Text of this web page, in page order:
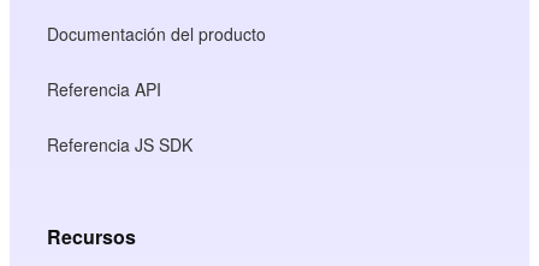
Documentación del producto
Referencia API
Referencia JS SDK
Recursos